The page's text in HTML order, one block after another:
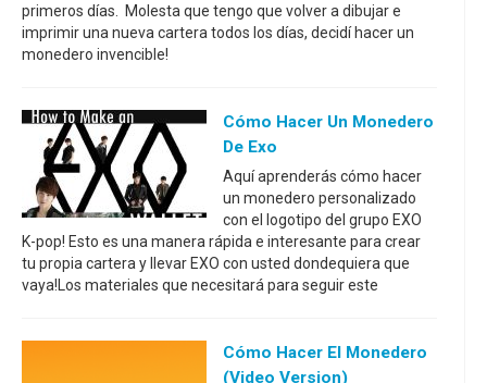
primeros días. Molesta que tengo que volver a dibujar e
imprimir una nueva cartera todos los días, decidí hacer un
monedero invencible!
Cómo Hacer Un Monedero
De Exo
Aquí aprenderás cómo hacer
un monedero personalizado
con el logotipo del grupo EXO
K-pop! Esto es una manera rápida e interesante para crear
tu propia cartera y llevar EXO con usted dondequiera que
vaya!Los materiales que necesitará para seguir este
Cómo Hacer El Monedero
(Video Version)